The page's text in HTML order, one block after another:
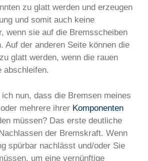
zu glatt werden und erzeugen
und somit auch keine
wenn sie auf die Bremsscheiben
Auf der anderen Seite können die
glatt werden, wenn die rauen
abschleifen.
nun, dass die Bremsen meines
mehrere ihrer Komponenten
müssen? Das erste deutliche
der Bremskraft. Wenn
spürbar nachlässt und/oder Sie
um eine vernünftige